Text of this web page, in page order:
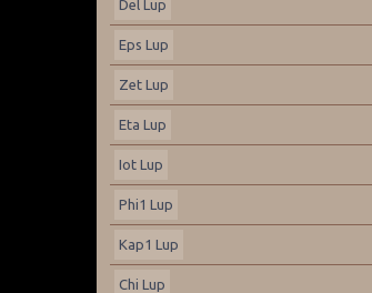
Del Lup
Eps Lup
Zet Lup
Eta Lup
Iot Lup
Phi1 Lup
Kap1 Lup
Chi Lup